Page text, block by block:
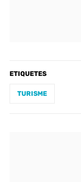
ETIQUETES
TURISME